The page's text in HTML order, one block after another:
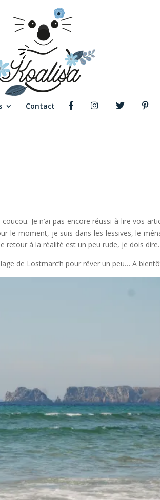
Contact
Je n’ai pas encore réussi à lire vos
le moment, je suis dans les lessives, le
retour à la réalité est un peu rude, je dois dire.
de Lostmarc’h pour rêver un peu… A